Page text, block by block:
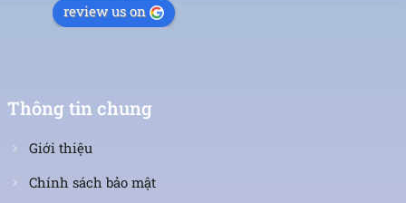
review us on
Thông tin chung
Giới thiệu
Chính sách bảo mật